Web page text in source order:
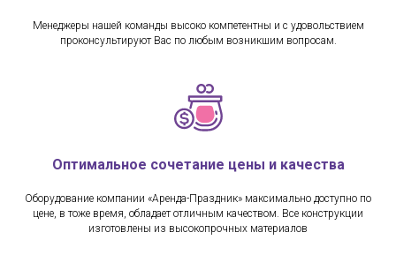
Менеджеры нашей команды высоко компетентны и с удовольствием
проконсультируют Вас по любым возникшим вопросам.
Оптимальное сочетание цены и качества
Оборудование компании «Аренда-Праздник» максимально доступно по
цене, в тоже время, обладает отличным качеством. Все конструкции
изготовлены из высокопрочных материалов